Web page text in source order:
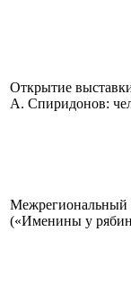
Открытие
А. Спиридонов:
Межрегиональный
(«Именины у